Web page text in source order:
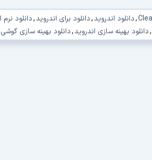
,دانلود اندروید,دانلود برای اندروید,دانلود نرم
,دانلود بهینه سازی اندروید,دانلود بهینه سازی گوشی